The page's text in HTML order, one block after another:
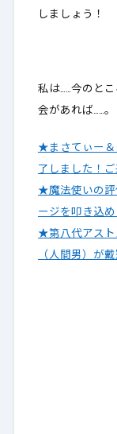
しましょう！
私は……今のと
会があれば……
★まさてぃー＆
了しました！
★魔法使いの評
ージを叩き込め
★第八代アスト
（人間男）が